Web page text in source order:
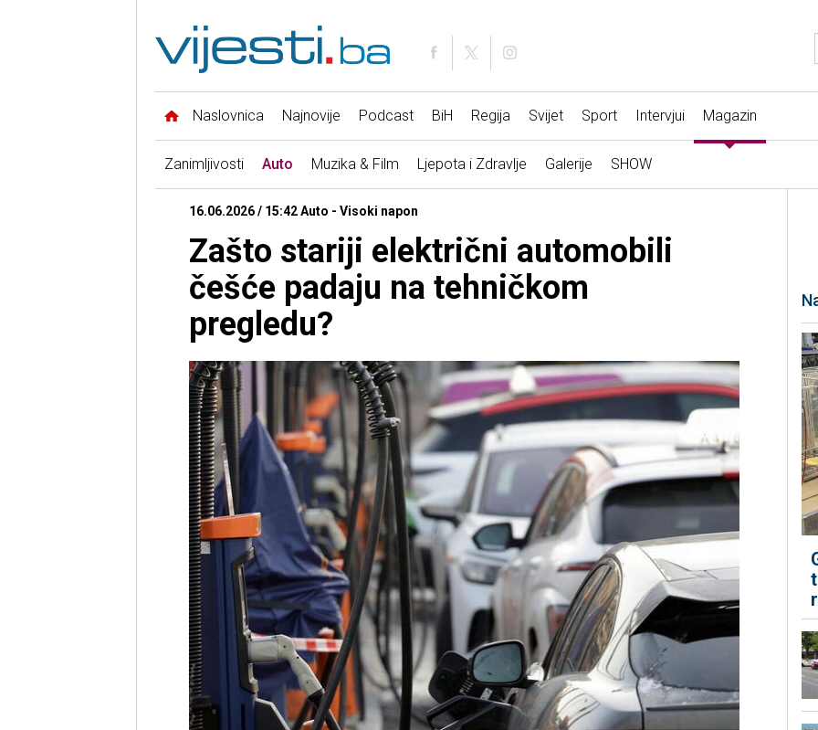
Naslovnica Najnovije Podcast BiH Regija Svijet Sport Intervjui Magazin
Zanimljivosti Auto Muzika & Film Ljepota i Zdravlje Galerije SHOW
16.06.2026 / 15:42 Auto - Visoki napon
Zašto stariji električni automobili
češće padaju na tehničkom
pregledu?